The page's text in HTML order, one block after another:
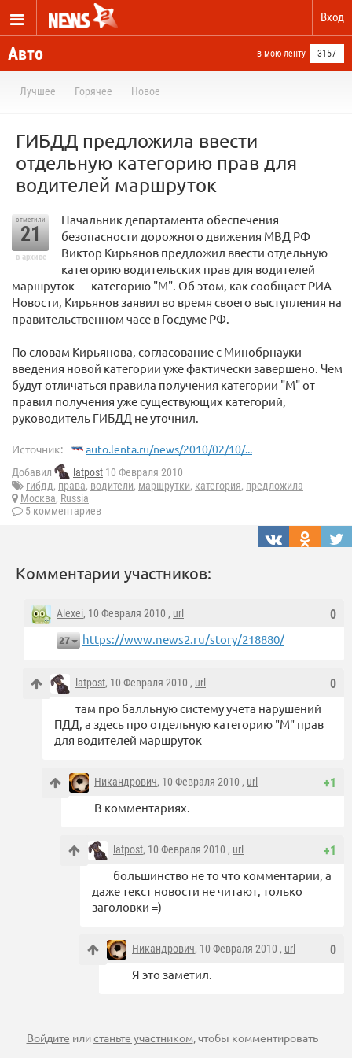
Вход
Авто в мою ленту 3157
Лучшее Горячее Новое
ГИБДД предложила ввести
отдельную категорию прав для
водителей маршруток
отметили
21
в архиве
Начальник департамента обеспечения
безопасности дорожного движения МВД РФ
Виктор Кирьянов предложил ввести отдельную
категорию водительских прав для водителей
маршруток — категорию "М". Об этом, как сообщает РИА
Новости, Кирьянов заявил во время своего выступления на
правительственном часе в Госдуме РФ.
По словам Кирьянова, согласование с Минобрнауки
введения новой категории уже фактически завершено. Чем
будут отличаться правила получения категории "М" от
правил получения уже существующих категорий,
руководитель ГИБДД не уточнил.
Источник: auto.lenta.ru/news/2010/02/10/...
Добавил latpost 10 Февраля 2010
гибдд, права, водители, маршрутки, категория, предложила
Москва, Russia
5 комментариев
Комментарии участников:
0
Alexei, 10 Февраля 2010 , url
27 https://www.news2.ru/story/218880/
0
latpost, 10 Февраля 2010 , url
там про балльную систему учета нарушений
ПДД, а здесь про отдельную категорию "М" прав
для водителей маршруток
+1
Никандрович, 10 Февраля 2010 , url
В комментариях.
+1
latpost, 10 Февраля 2010 , url
большинство не то что комментарии, а
даже текст новости не читают, только
заголовки =)
0
Никандрович, 10 Февраля 2010 , url
Я это заметил.
Войдите илистаньте участником, чтобы комментировать